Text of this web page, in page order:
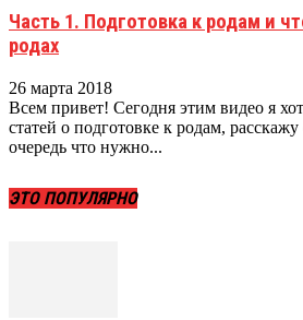
Часть 1. Подготовка к родам и
родах
26 марта 2018
Всем привет! Сегодня этим видео я
статей о подготовке к родам,
очередь что нужно...
ЭТО ПОПУЛЯРНО